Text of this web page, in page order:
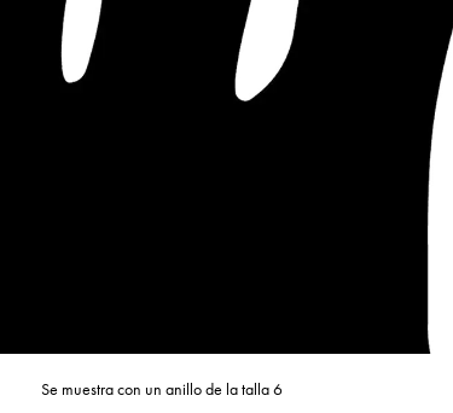
Se muestra con un anillo de la talla 6